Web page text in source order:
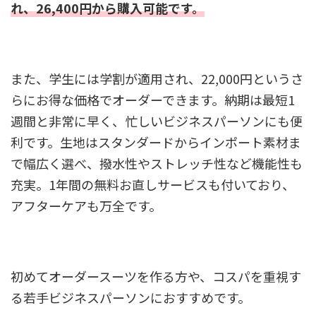
れ、26,400円から購入可能です。
また、学生には学割が適用され、22,000円というさ
らにお得な価格でオーダーできます。納期は最短1
週間と非常に早く、忙しいビジネスパーソンにも便
利です。生地はスタンダードからインポート素材ま
で幅広く選べ、撥水性やストレッチ性など機能性も
充実。1年間の無料お直しサービスも付いており、
アフターケアも万全です。
初めてオーダースーツを作る方や、コスパを重視す
る若手ビジネスパーソンにおすすめです。